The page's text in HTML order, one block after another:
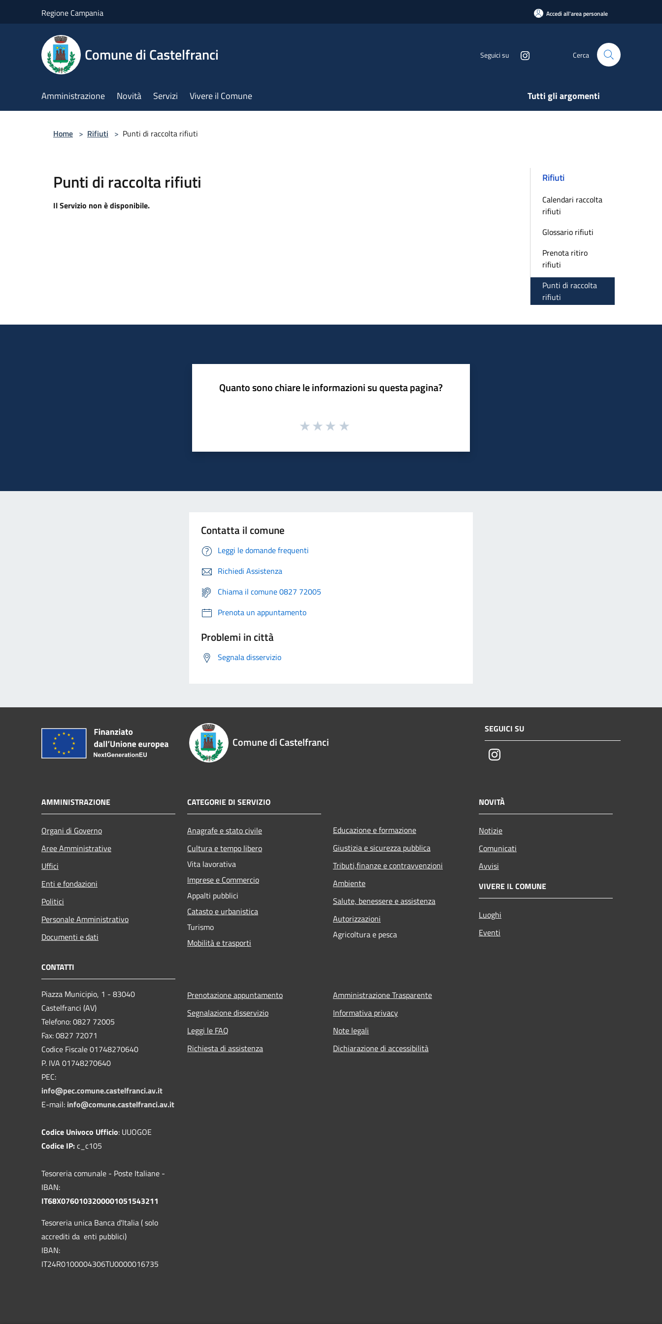
Regione Campania Accedi all'area personale
Comune di Castelfranci Seguici su Cerca
Amministrazione Novità Servizi Vivere il Comune Tutti gli argomenti
Home > Rifiuti > Punti di raccolta rifiuti
Punti di raccolta rifiuti
Il Servizio non è disponibile.
Rifiuti
Calendari raccolta
rifiuti
Glossario rifiuti
Prenota ritiro
rifiuti
Punti di raccolta
rifiuti
Quanto sono chiare le informazioni su questa pagina?
Contatta il comune
Leggi le domande frequenti
Richiedi Assistenza
Chiama il comune 0827 72005
Prenota un appuntamento
Problemi in città
Segnala disservizio
Comune di Castelfranci
SEGUICI SU
Instagram
AMMINISTRAZIONE
Organi di Governo
Aree Amministrative
Uffici
Enti e fondazioni
Politici
Personale Amministrativo
Documenti e dati
CATEGORIE DI SERVIZIO
Anagrafe e stato civile
Cultura e tempo libero
Vita lavorativa
Imprese e Commercio
Appalti pubblici
Catasto e urbanistica
Turismo
Mobilità e trasporti
Educazione e formazione
Giustizia e sicurezza pubblica
Tributi,finanze e contravvenzioni
Ambiente
Salute, benessere e assistenza
Autorizzazioni
Agricoltura e pesca
NOVITÀ
Notizie
Comunicati
Avvisi
VIVERE IL COMUNE
Luoghi
Eventi
CONTATTI
Piazza Municipio, 1 - 83040
Castelfranci (AV)
Telefono: 0827 72005
Fax: 0827 72071
Codice Fiscale 01748270640
P. IVA 01748270640
PEC:
info@pec.comune.castelfranci.av.it
E-mail: info@comune.castelfranci.av.it
Codice Univoco Ufficio: UUOGOE
Codice IP:c_c105
Tesoreria comunale - Poste Italiane -
IBAN:
IT68X0760103200001051543211
Tesoreria unica Banca d'Italia ( solo
accrediti da enti pubblici)
IBAN:
IT24R0100004306TU0000016735
Prenotazione appuntamento
Segnalazione disservizio
Leggi le FAQ
Richiesta di assistenza
Amministrazione Trasparente
Informativa privacy
Note legali
Dichiarazione di accessibilità